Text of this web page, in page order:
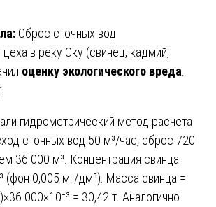
Сброс сточных вод
цеха в реку Оку (свинец, кадмий,
оценку экологического вреда
гидрометрический метод расчета
сточных вод 50 м³/час, сброс 720
36 000 м³. Концентрация свинца
(фон 0,005 мг/дм³). Масса свинца =
000×10⁻³ = 30,42 т. Аналогично